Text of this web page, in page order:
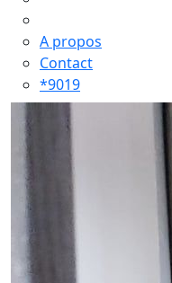
A propos
Contact
*9019